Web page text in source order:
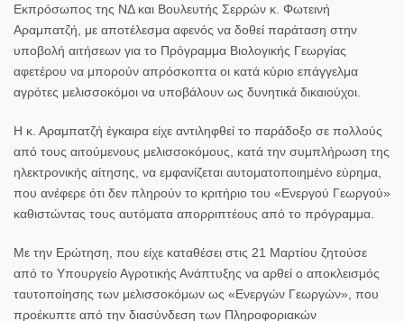
Εκπρόσωπος της ΝΔ και Βουλευτής Σερρών κ. Φωτεινή
Αραμπατζή , με αποτέλεσμα αφενός να δοθεί παράταση στην
υποβολή αιτήσεων για το Πρόγραμμα Βιολογικής Γεωργίας
αφετέρου να μπορούν απρόσκοπτα οι κατά κύριο επάγγελμα
αγρότες μελισσοκόμοι να υποβάλουν ως δυνητικά δικαιούχοι.
Η κ. Αραμπατζή έγκαιρα είχε αντιληφθεί το παράδοξο σε πολλούς
από τους αιτούμενους μελισσοκόμους, κατά την συμπλήρωση της
ηλεκτρονικής αίτησης, να εμφανίζεται αυτοματοποιημένο εύρημα,
που ανέφερε ότι δεν πληρούν το κριτήριο του «Ενεργού Γεωργού»
καθιστώντας τους αυτόματα απορριπτέους από το πρόγραμμα.
Με την Ερώτηση, που είχε καταθέσει στις 21 Μαρτίου ζητούσε
από το Υπουργείο Αγροτικής Ανάπτυξης να αρθεί ο αποκλεισμός
ταυτοποίησης των μελισσοκόμων ως «Ενεργών Γεωργών», που
προέκυπτε από την διασύνδεση των Πληροφοριακών